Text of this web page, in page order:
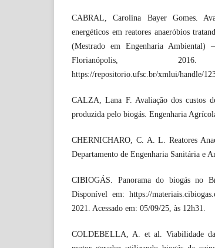
CABRAL, Carolina Bayer Gomes.
energéticos em reatores anaeróbios
(Mestrado em Engenharia Ambiental)
Florianópolis,
https://repositorio.ufsc.br/xmlui/handle/
CALZA, Lana F. Avaliação dos custos
produzida pelo biogás. Engenharia
CHERNICHARO, C. A. L. Reatores
Departamento de Engenharia Sanitária e
CIBIOGÁS. Panorama do biogás no
Disponível em: https://
2021. Acessado em: 05/09/25, às 12h31.
COLDEBELLA, A. et al. Viabilidade